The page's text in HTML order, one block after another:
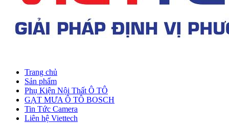
Trang chủ
Sản phẩm
Phụ Kiện Nội Thất Ô TÔ
GẠT MƯA Ô TÔ BOSCH
Tin Tức Camera
Liên hệ Viettech